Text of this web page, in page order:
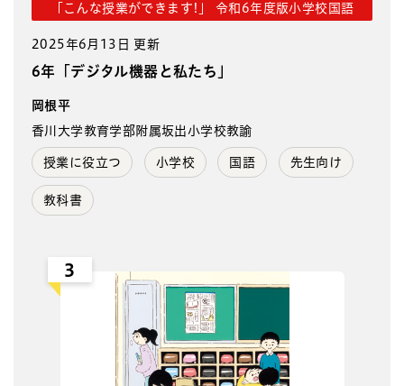
「こんな授業ができます!」 令和6年度版小学校国語
2025年6月13日 更新
6年「デジタル機器と私たち」
岡根平
香川大学教育学部附属坂出小学校教諭
授業に役立つ 小学校 国語 先生向け
教科書
3